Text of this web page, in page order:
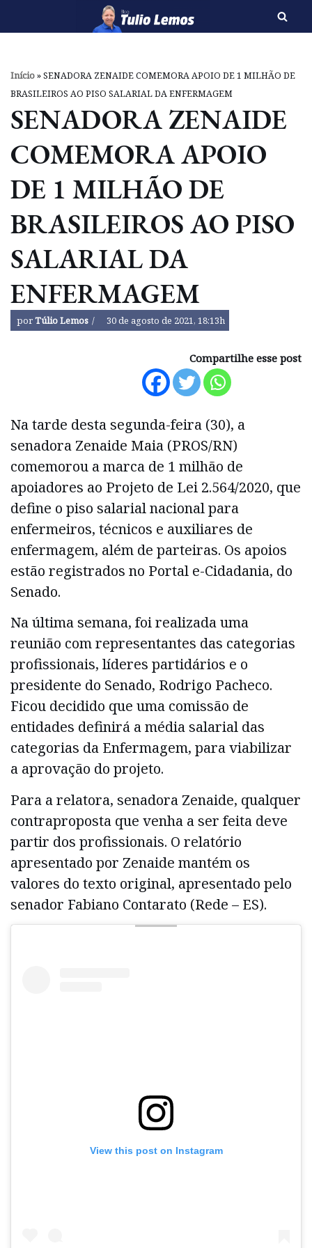
o
conteúdo
Início»SENADORA ZENAIDE COMEMORA APOIO DE 1 MILHÃO DE
BRASILEIROS AO PISO SALARIAL DA ENFERMAGEM
SENADORA ZENAIDE
COMEMORA APOIO
DE 1 MILHÃO DE
BRASILEIROS AO PISO
SALARIAL DA
ENFERMAGEM
porTúlio Lemos 30 de agosto de 2021, 18:13h
Compartilhe esse post
Na tarde desta segunda-feira (30), a
senadora Zenaide Maia (PROS/RN)
comemorou a marca de 1 milhão de
apoiadores ao Projeto de Lei 2.564/2020, que
define o piso salarial nacional para
enfermeiros, técnicos e auxiliares de
enfermagem, além de parteiras. Os apoios
estão registrados no Portal e-Cidadania, do
Senado.
Na última semana, foi realizada uma
reunião com representantes das categorias
profissionais, líderes partidários e o
presidente do Senado, Rodrigo Pacheco.
Ficou decidido que uma comissão de
entidades definirá a média salarial das
categorias da Enfermagem, para viabilizar
a aprovação do projeto.
Para a relatora, senadora Zenaide, qualquer
contraproposta que venha a ser feita deve
partir dos profissionais. O relatório
apresentado por Zenaide mantém os
valores do texto original, apresentado pelo
senador Fabiano Contarato (Rede – ES).
View this post on Instagram